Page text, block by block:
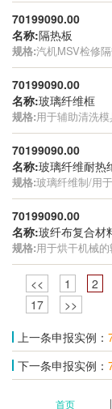
70199090.00
名称:隔热板
规格:汽机MSV检修
70199090.00
名称:玻璃纤维框
规格:用于辅助清洗
70199090.00
名称:玻璃纤维耐热
规格:玻璃纤维制/用
70199090.00
名称:玻纤布复合材
规格:用于烘干机械
<< 1 2
17
>>
上一条申报实例：
下一条申报实例：
首页